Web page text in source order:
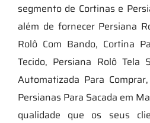
segmento de Cortinas e
além de fornecer Persiana
Rolô Com Bando, Cortina
Tecido, Persiana Rolô Tela
Automatizada Para
Persianas Para Sacada em
qualidade que os seus